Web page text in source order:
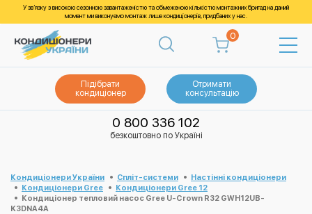
У зв’язку з високою сезонною завантаженістю та обмеженою кількістю монтажних бригад на даний
момент ми виконуємо монтаж лише кондиціонерів, придбаних у нас.
0
Підібрати
кондиціонер
Отримати
консультацію
0 800 336 102
безкоштовно по Україні
Кондиціонери України Спліт-системи
Настінні кондиціонери
Кондиціонери Gree
Кондиціонери Gree 12
Кондиціонер тепловий насос Gree U-Crown R32 GWH12UB-
K3DNA4A